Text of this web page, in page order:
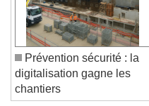
Prévention sécurité : la
digitalisation gagne les
chantiers